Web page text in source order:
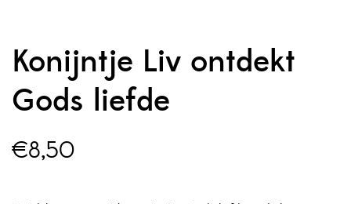
Konijntje Liv ontdekt
Gods liefde
€8,50